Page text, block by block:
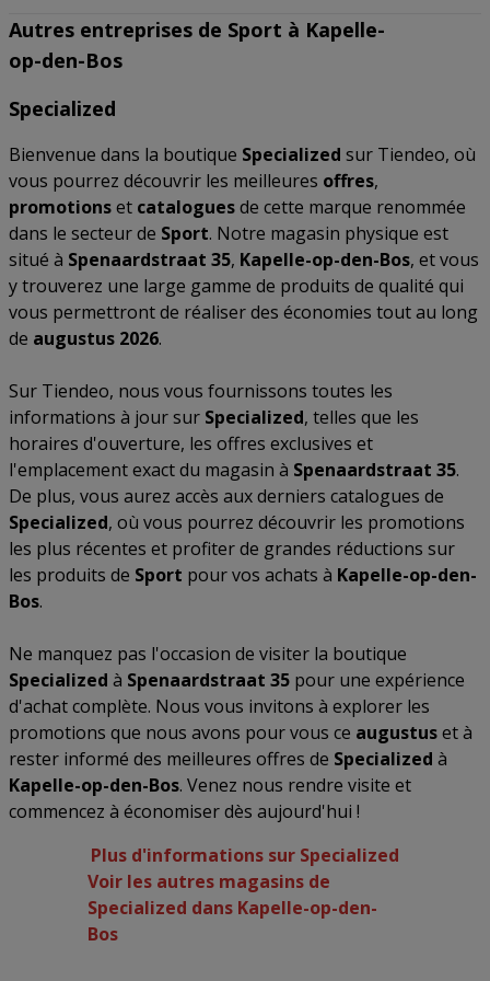
Autres entreprises de Sport à Kapelle-
op-den-Bos
Specialized
Bienvenue dans la boutique Specialized sur Tiendeo, où
vous pourrez découvrir les meilleures offres,
promotionset cataloguesde cette marque renommée
dans le secteur de Sport. Notre magasin physique est
situé à Spenaardstraat 35, Kapelle-op-den-Bos, et vous
y trouverez une large gamme de produits de qualité qui
vous permettront de réaliser des économies tout au long
de augustus 2026.
Sur Tiendeo, nous vous fournissons toutes les
informations à jour sur Specialized, telles que les
horaires d'ouverture, les offres exclusives et
l'emplacement exact du magasin à Spenaardstraat 35.
De plus, vous aurez accès aux derniers catalogues de
Specialized, où vous pourrez découvrir les promotions
les plus récentes et profiter de grandes réductions sur
les produits de Sport pour vos achats à Kapelle-op-den-
Bos.
Ne manquez pas l'occasion de visiter la boutique
Specialized à Spenaardstraat 35 pour une expérience
d'achat complète. Nous vous invitons à explorer les
promotions que nous avons pour vous ce augustuset à
rester informé des meilleures offres de Specialized à
Kapelle-op-den-Bos. Venez nous rendre visite et
commencez à économiser dès aujourd'hui !
Plus d'informations sur Specialized
Voir les autres magasins de
Specialized dans Kapelle-op-den-
Bos